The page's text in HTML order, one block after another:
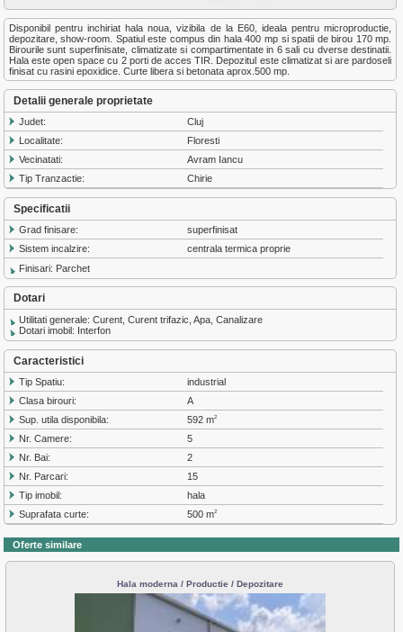
Disponibil pentru inchiriat hala noua, vizibila de la E60, ideala pentru microproductie,
depozitare, show-room. Spatiul este compus din hala 400 mp si spatii de birou 170 mp.
Birourile sunt superfinisate, climatizate si compartimentate in 6 sali cu dverse destinatii.
Hala este open space cu 2 porti de acces TIR. Depozitul este climatizat si are pardoseli
finisat cu rasini epoxidice. Curte libera si betonata aprox.500 mp.
Detalii generale proprietate
Judet:
Cluj
Localitate:
Floresti
Vecinatati:
Avram Iancu
Tip Tranzactie:
Chirie
Specificatii
Grad finisare:
superfinisat
Sistem incalzire:
centrala termica proprie
Finisari: Parchet
Dotari
Utilitati generale: Curent, Curent trifazic, Apa, Canalizare
Dotari imobil: Interfon
Caracteristici
Tip Spatiu:
industrial
Clasa birouri:
A
Sup. utila disponibila:
592 m2
Nr. Camere:
5
Nr. Bai:
2
Nr. Parcari:
15
Tip imobil:
hala
Suprafata curte:
500 m2
Oferte similare
Hala moderna / Productie / Depozitare